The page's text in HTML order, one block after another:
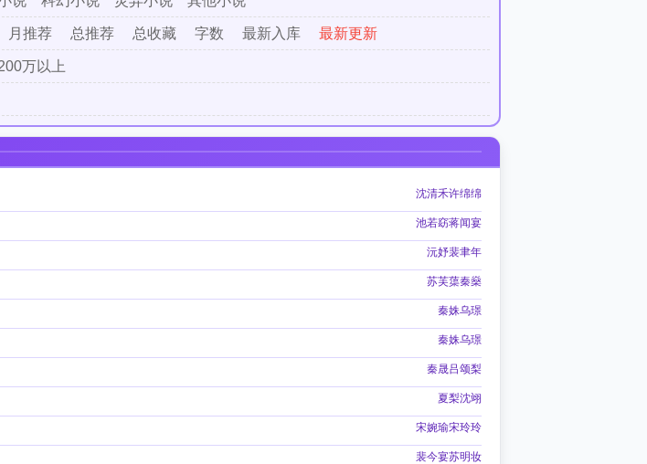
月推荐 总推荐 总收藏 字数 最新入库 最新更新
万以上
沈清禾许绵绵
池若窈蒋闻宴
沅妤裴聿年
苏芙蕖秦燊
秦姝乌璟
秦姝乌璟
秦晟吕颂梨
夏梨沈翊
宋婉瑜宋玲玲
裴今宴苏明妆